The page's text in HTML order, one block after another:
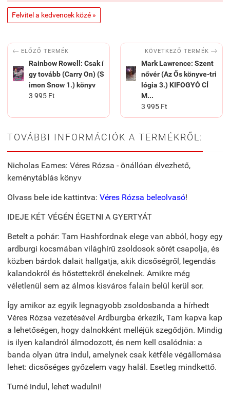
Felvitel a kedvencek közé »
 ELŐZŐ TERMÉK
Rainbow Rowell: Csak í
gy tovább (Carry On) (S
imon Snow 1.) könyv
3 995 Ft
KÖVETKEZŐ TERMÉK 
Mark Lawrence: Szent
nővér (Az Ős könyve-tri
lógia 3.) KIFOGYÓ CÍ
M...
3 995 Ft
TOVÁBBI INFORMÁCIÓK A TERMÉKRŐL:
Nicholas Eames: Véres Rózsa - önállóan élvezhető,
keménytáblás könyv
Olvass bele ide kattintva: Véres Rózsa beleolvasó!
IDEJE KÉT VÉGÉN ÉGETNI A GYERTYÁT
Betelt a pohár: Tam Hashfordnak elege van abból, hogy egy
ardburgi kocsmában világhírű zsoldosok sörét csapolja, és
közben bárdok dalait hallgatja, akik dicsőségről, legendás
kalandokról és hőstettekről énekelnek. Amikre még
véletlenül sem az álmos kisváros falain belül kerül sor.
Így amikor az egyik legnagyobb zsoldosbanda a hírhedt
Véres Rózsa vezetésével Ardburgba érkezik, Tam kapva kap
a lehetőségen, hogy dalnokként melléjük szegődjön. Mindig
is ilyen kalandról álmodozott, és nem kell csalódnia: a
banda olyan útra indul, amelynek csak kétféle végállomása
lehet: dicsőséges győzelem vagy halál. Esetleg mindkettő.
Turné indul, lehet wadulni!